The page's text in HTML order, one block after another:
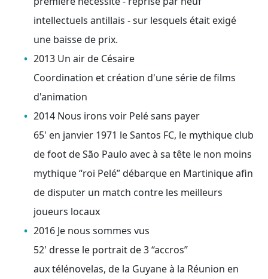
intellectuels antillais - sur lesquels était exigé
une baisse de prix.
2013 Un air de Césaire
Coordination et création d'une série de films
d'animation
2014 Nous irons voir Pelé sans payer
65' en janvier 1971 le Santos FC, le mythique club
de foot de São Paulo avec à sa tête le non moins
mythique “roi Pelé” débarque en Martinique afin
de disputer un match contre les meilleurs
joueurs locaux
2016 Je nous sommes vus
52' dresse le portrait de 3 “accros”
aux télénovelas, de la Guyane à la Réunion en